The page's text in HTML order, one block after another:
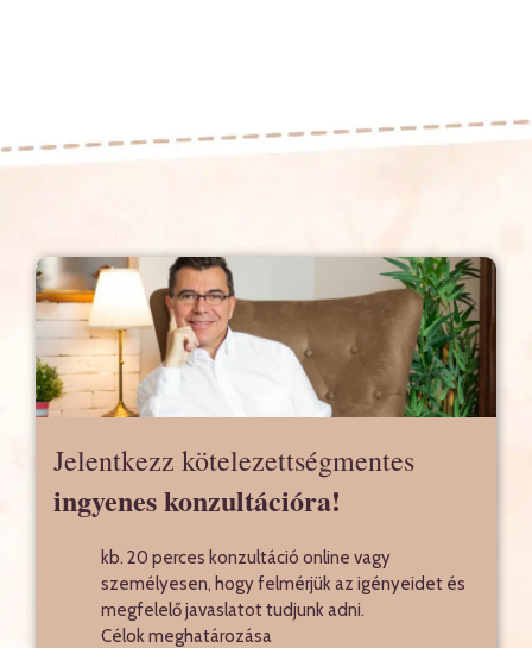
Jelentkezz kötelezettségmentes
ingyenes konzultációra!
kb. 20 perces konzultáció online vagy
személyesen, hogy felmérjük az igényeidet és
megfelelő javaslatot tudjunk adni.
Célok meghatározása